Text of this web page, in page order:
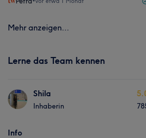
Mehr anzeigen...
Lerne das Team kennen
Shila
Inhaberin
Info